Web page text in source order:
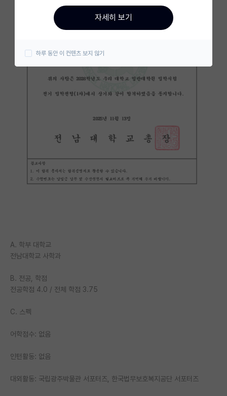
미국 대학원 합격 후기 게시판
대학원생 모집 게시판
연구실(PI) 홍보 게시판
임용 후기 게시판
반도체/AI 게시판
학술 정보 게시판
홍보 게시판
커리어
유학교육
A. 학부 대학교
전남대학교 사학과
B. 전공, 학점
전공학점 4.0 / 전체 학점 3.75
C. 스펙
어학점수: 없음
인턴활동: 없음
대외활동: 국립광주박물관 서포터즈, 한국법무보호복지공단 서포터즈
자세히 보기
하루 동안 이 컨텐츠 보지 않기